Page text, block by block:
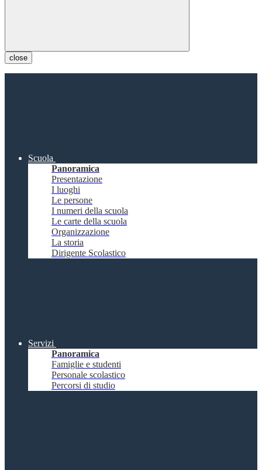
close
Scuola
Panoramica
Presentazione
I luoghi
Le persone
I numeri della scuola
Le carte della scuola
Organizzazione
La storia
Dirigente Scolastico
Servizi
Panoramica
Famiglie e studenti
Personale scolastico
Percorsi di studio